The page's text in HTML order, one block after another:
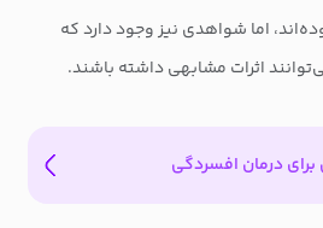
اما شواهدی نیز وجود دارد که
اثرات مشابهی داشته باشند.
درمان افسردگی